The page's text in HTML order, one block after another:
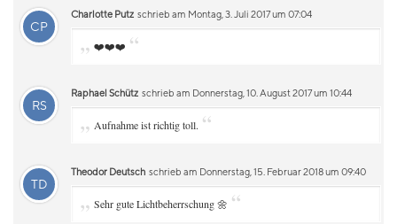
CP
Charlotte Putz schrieb am Montag, 3. Juli 2017 um 07:04
„ ❤️❤️❤️ “
RS
Raphael Schütz schrieb am Donnerstag, 10. August 2017 um 10:44
„ Aufnahme ist richtig toll. “
TD
Theodor Deutsch schrieb am Donnerstag, 15. Februar 2018 um 09:40
„ Sehr gute Lichtbeherrschung 🌼 “